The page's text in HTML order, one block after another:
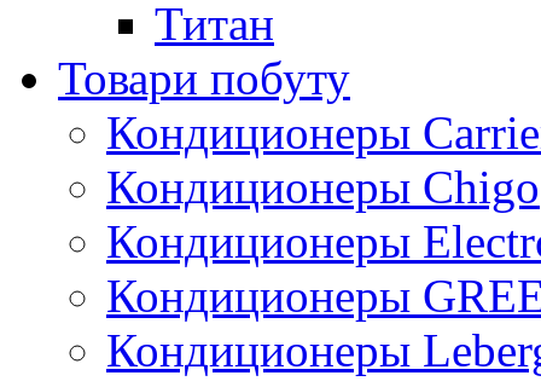
Титан
Товари побуту
Кондиционеры
Кондиционеры Chigo
Кондиционеры
Кондиционеры
Кондиционеры